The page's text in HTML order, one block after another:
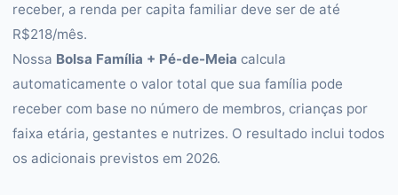
receber, a renda per capita familiar deve ser de até
R$218/mês.
Nossa Bolsa Família + Pé-de-Meia calcula
automaticamente o valor total que sua família pode
receber com base no número de membros, crianças por
faixa etária, gestantes e nutrizes. O resultado inclui todos
os adicionais previstos em 2026.